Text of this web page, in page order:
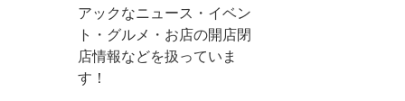
アックなニュース・イベン
ト・グルメ・お店の開店閉
店情報などを扱っていま
す！